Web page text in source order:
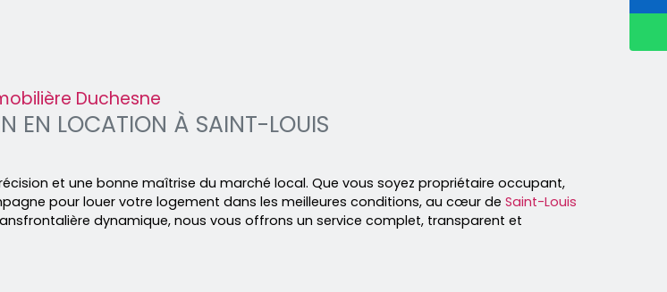
Duchesne
EN LOCATION À SAINT-LOUIS
et une bonne maîtrise du marché local. Que vous soyez propriétaire occupant,
pour louer votre logement dans les meilleures conditions, au cœur de Saint-Louis
dynamique, nous vous offrons un service complet, transparent et